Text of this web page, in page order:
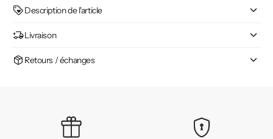
Description de l'article
Livraison
Retours / échanges